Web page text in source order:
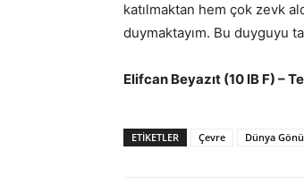
katılmaktan hem çok zevk
duymaktayım. Bu duyguyu
Elifcan Beyazıt (10 IB F) –
ETIKETLER Çevre Dünya